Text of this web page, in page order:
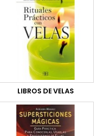
LIBROS DE VELAS